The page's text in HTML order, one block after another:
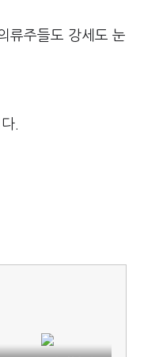
류주들도 강세도 눈
.